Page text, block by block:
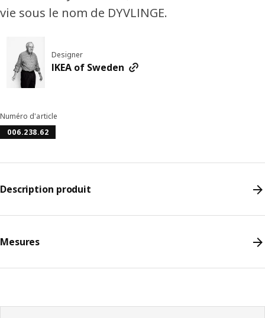
vie sous le nom de DYVLINGE.
Designer
IKEA of Sweden
Numéro d'article
006.238.62
Description produit
Mesures